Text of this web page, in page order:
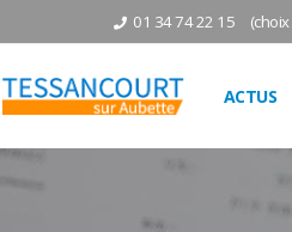
01 34 74 22 15
ACTUS